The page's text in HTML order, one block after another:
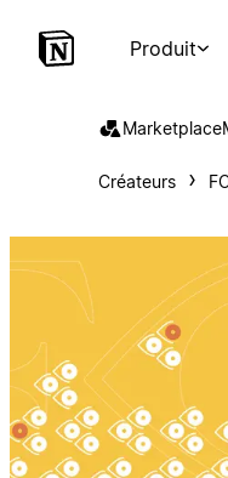
Produit
Marketplace
Créateurs